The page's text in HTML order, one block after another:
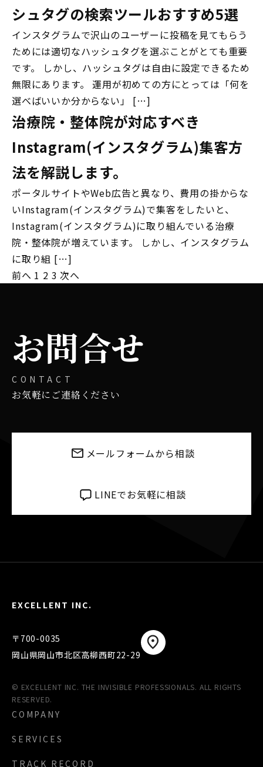
シュタグの検索ツールおすすめ5選
インスタグラムで沢山のユーザーに投稿を見てもらう
ためには適切なハッシュタグを選ぶことがとても重要
です。 しかし、ハッシュタグは自由に設定できるため
無限にあります。 運用が初めての方にとっては「何を
選べばいいか分からない」 […]
治療院・整体院が対応すべき
Instagram(インスタグラム)集客方
法を解説します。
ポータルサイトやWeb広告と異なり、費用の掛からな
いInstagram(インスタグラム)で集客をしたいと、
Instagram(インスタグラム)に取り組んでいる治療
院・整体院が増えています。 しかし、インスタグラム
に取り組 […]
投
の
ペ
ー
ジ
送
前へ 1 2 3 次へ
お問合せ
CONTACT
お気軽にご連絡ください
メールフォームから相談
LINEでお気軽に相談
EXCELLENT INC.
〒700-0035
岡山県岡山市北区高柳西町22-29
© EXCELLENT INC. THE INVISIBLE PROFESSIONALS. ALL RIGHTS
RESERVED.
COMPANY
SERVICES
TRACK RECORD